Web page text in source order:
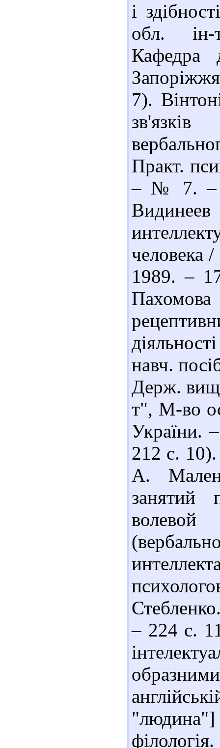
і
обл. ін-
Кафедра
7).
Практ.
– № 7. –
1989. –
навч.
Держ.
т", М-во
України.
212 с.
А.
занятий
– 224 с.